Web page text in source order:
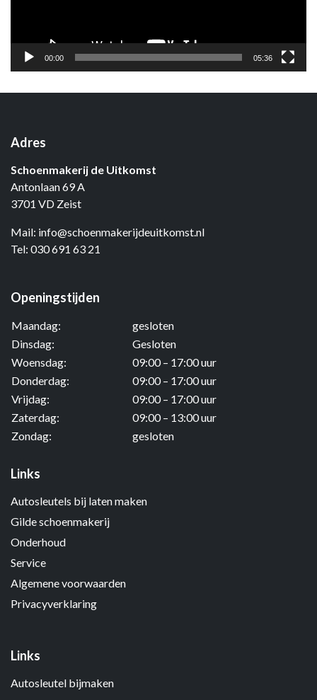
00:00 05:36
Adres
Schoenmakerij de Uitkomst
Antonlaan 69 A
3701 VD Zeist
Mail: info@schoenmakerijdeuitkomst.nl
Tel: 030 691 63 21
Openingstijden
Maandag:
gesloten
Dinsdag:
Gesloten
Woensdag:
09:00 – 17:00 uur
Donderdag:
09:00 – 17:00 uur
Vrijdag:
09:00 – 17:00 uur
Zaterdag:
09:00 – 13:00 uur
Zondag:
gesloten
Links
Autosleutels bij laten maken
Gilde schoenmakerij
Onderhoud
Service
Algemene voorwaarden
Privacyverklaring
Links
Autosleutel bijmaken